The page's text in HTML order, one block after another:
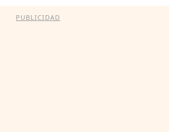
PUBLICIDAD